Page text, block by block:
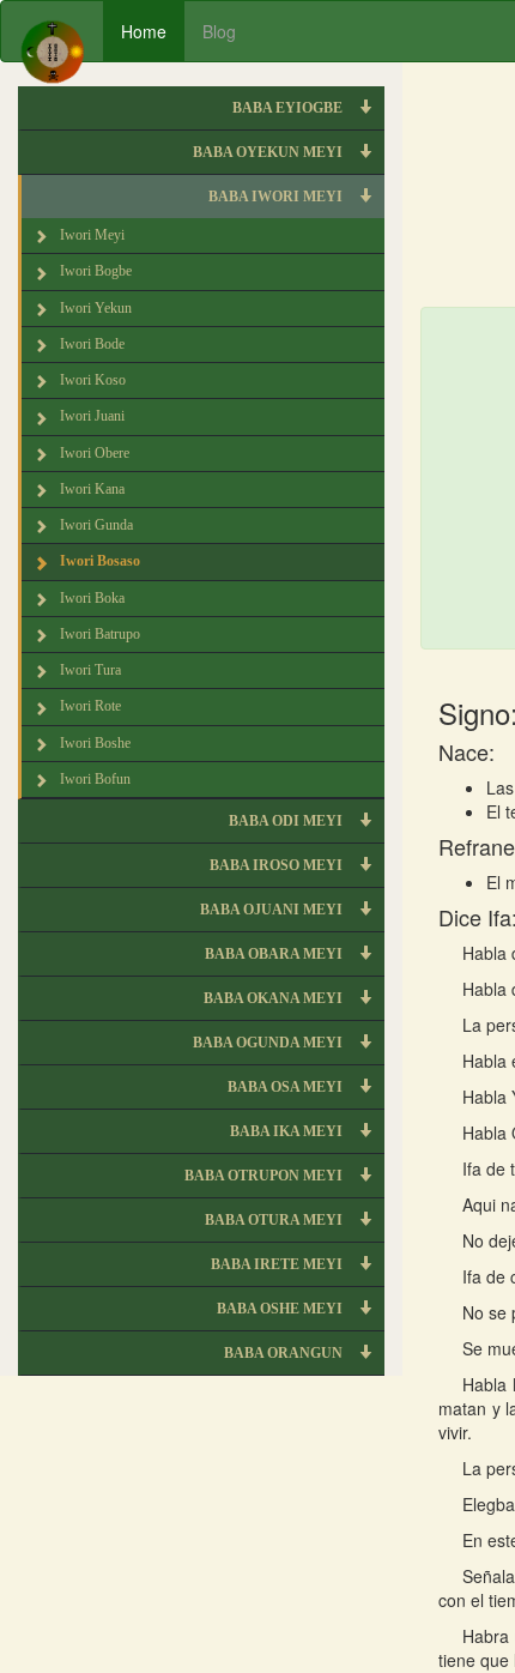
Home Blog
BABA EYIOGBE
BABA OYEKUN MEYI
BABA IWORI MEYI
Iwori Meyi
Iwori Bogbe
Iwori Yekun
Iwori Bode
Iwori Koso
Iwori Juani
Iwori Obere
Iwori Kana
Iwori Gunda
Iwori Bosaso
Iwori Boka
Iwori Batrupo
Iwori Tura
Iwori Rote
Iwori Boshe
Iwori Bofun
BABA ODI MEYI
BABA IROSO MEYI
BABA OJUANI MEYI
BABA OBARA MEYI
BABA OKANA MEYI
BABA OGUNDA MEYI
BABA OSA MEYI
BABA IKA MEYI
BABA OTRUPON MEYI
BABA OTURA MEYI
BABA IRETE MEYI
BABA OSHE MEYI
BABA ORANGUN
Nace:
El
El
Dice Ifa:
Habla
Habla
La
Habla
Habla
Habla
Ifa de
Aqui
No
Ifa de
No se
Se
Habla
matan y
vivir.
La
En
con el
tiene que